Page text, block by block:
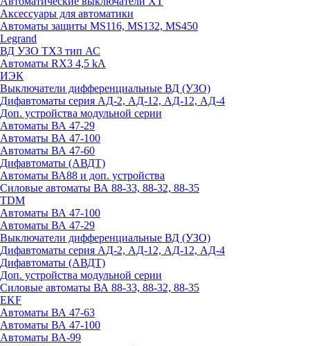
Аксессуары для автоматики
Автоматы защиты MS116, MS132, MS450
Legrand
ВД УЗО TX3 тип АС
Автоматы RX3 4,5 kA
ИЭК
Выключатели дифференциальные ВД (УЗО)
Дифавтоматы серия АД-2, АД-12, АД-12, АД-4
Доп. устройства модульной серии
Автоматы ВА 47-29
Автоматы ВА 47-100
Автоматы ВА 47-60
Дифавтоматы (АВДТ)
Автоматы ВА88 и доп. устройства
Силовые автоматы ВА 88-33, 88-32, 88-35
TDM
Автоматы ВА 47-100
Автоматы ВА 47-29
Выключатели дифференциальные ВД (УЗО)
Дифавтоматы серия АД-2, АД-12, АД-12, АД-4
Дифавтоматы (АВДТ)
Доп. устройства модульной серии
Силовые автоматы ВА 88-33, 88-32, 88-35
EKF
Автоматы ВА 47-63
Автоматы ВА 47-100
Автоматы ВА-99